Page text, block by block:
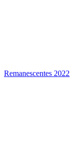
Remanescentes 2022